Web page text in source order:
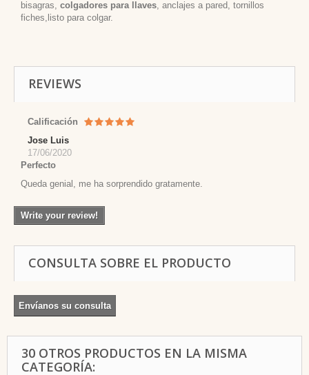
bisagras, colgadores para llaves , anclajes a pared, tornillos
fiches,listo para colgar.
REVIEWS
Calificación
Jose Luis
17/06/2020
Perfecto
Queda genial, me ha sorprendido gratamente.
Write your review!
CONSULTA SOBRE EL PRODUCTO
Envíanos su consulta
30 OTROS PRODUCTOS EN LA MISMA
CATEGORÍA: